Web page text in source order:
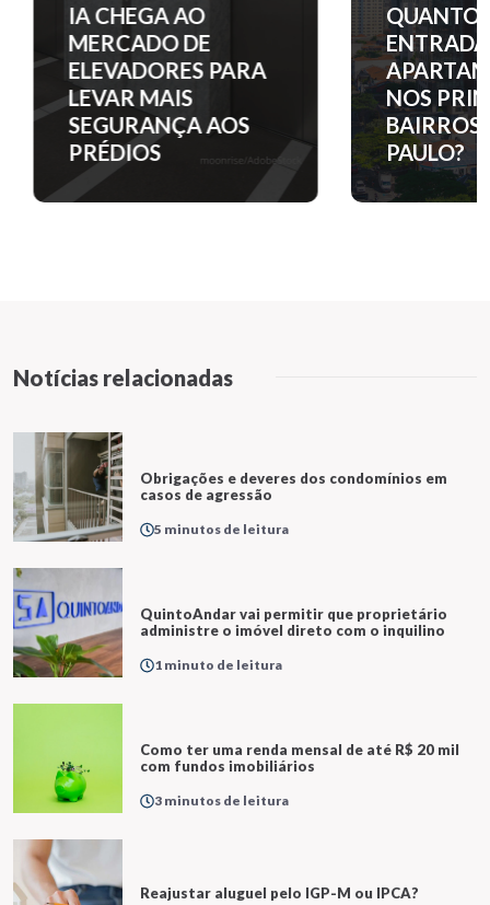
IA CHEGA AO
MERCADO DE
ELEVADORES PARA
LEVAR MAIS
SEGURANÇA AOS
PRÉDIOS
QUANTO
ENTRADA
NOS
BAIRROS
PAULO?
Notícias relacionadas
Obrigações e deveres dos condomínios em
casos de agressão
5 minutos de leitura
QuintoAndar vai permitir que proprietário
administre o imóvel direto com o inquilino
1 minuto de leitura
Como ter uma renda mensal de até R$ 20 mil
com fundos imobiliários
3 minutos de leitura
Reajustar aluguel pelo IGP-M ou IPCA?